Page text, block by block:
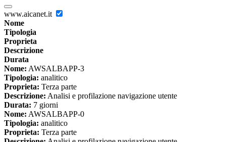
www.aicanet.it
Nome
Tipologia
Proprieta
Descrizione
Durata
Nome: AWSALBAPP-3
Tipologia: analitico
Proprieta: Terza parte
Descrizione: Analisi e profilazione navigazione utente
Durata: 7 giorni
Nome: AWSALBAPP-0
Tipologia: analitico
Proprieta: Terza parte